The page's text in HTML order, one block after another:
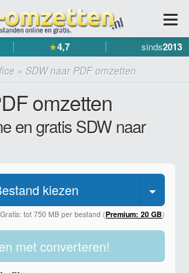
★4,7 sinds2013
» SDW naar PDF omzetten
omzetten
en gratis SDW naar
kiezen
Gratis: tot 750 MB per bestand (Premium: 20 GB)
met converteren!